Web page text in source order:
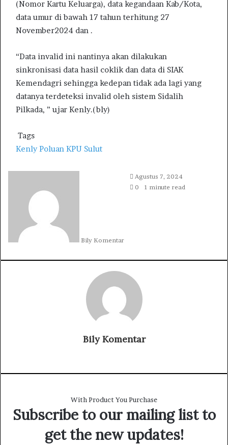
(Nomor Kartu Keluarga), data kegandaan Kab/Kota,
data umur di bawah 17 tahun terhitung 27
November2024 dan .
“Data invalid ini nantinya akan dilakukan
sinkronisasi data hasil coklik dan data di SIAK
Kemendagri sehingga kedepan tidak ada lagi yang
datanya terdeteksi invalid oleh sistem Sidalih
Pilkada, ” ujar Kenly.(bly)
Tags
Kenly Poluan KPU Sulut
Bily Komentar
a
i
Agustus 7, 2024
0
1 minute read
Bily Komentar
t
e
With Product You Purchase
Subscribe to our mailing list to
get the new updates!